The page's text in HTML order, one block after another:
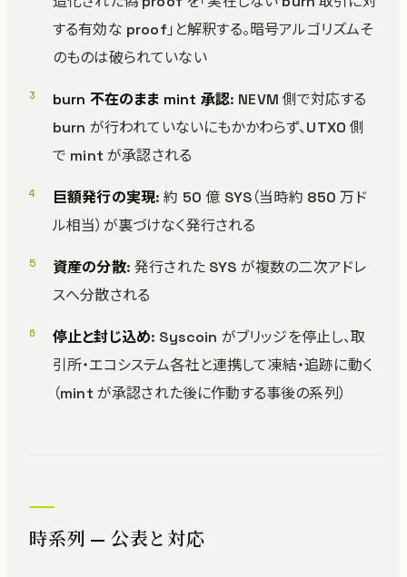
する有効な proof」と解釈する。暗号アルゴリズムそ
のものは破られていない
burn 不在のまま mint 承認: NEVM 側で対応する
burn が行われていないにもかかわらず、UTXO 側
で mint が承認される
巨額発行の実現: 約 50 億 SYS（当時約 850 万ド
ル相当）が裏づけなく発行される
資産の分散: 発行された SYS が複数の二次アドレ
スへ分散される
停止と封じ込め: Syscoin がブリッジを停止し、取
引所・エコシステム各社と連携して凍結・追跡に動く
（mint が承認された後に作動する事後の系列）
時系列 — 公表と対応